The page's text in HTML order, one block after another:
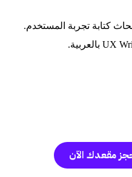
كتابة تجربة المستخدم.
مقعدك الآن